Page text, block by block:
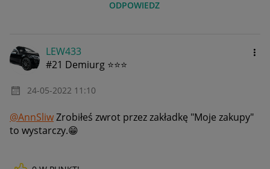
ODPOWIEDZ
LEW433
#21 Demiurg ⭐⭐⭐
‎24-05-2022 11:10
@AnnSliwZrobiłeś zwrot przez zakładkę "Moje zakupy"
to wystarczy.😁